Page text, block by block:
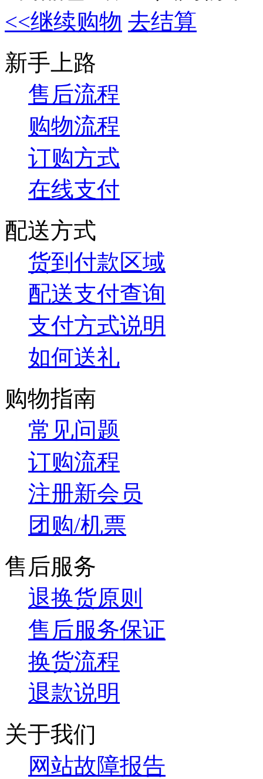
<<继续购物 去结算
新手上路
售后流程
购物流程
订购方式
在线支付
配送方式
货到付款区域
配送支付查询
支付方式说明
如何送礼
购物指南
常见问题
订购流程
注册新会员
团购/机票
售后服务
退换货原则
售后服务保证
换货流程
退款说明
关于我们
网站故障报告